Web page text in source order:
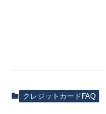
クレジットカードFAQ